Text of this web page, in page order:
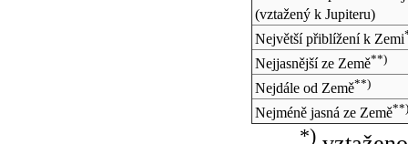
(vztažený k Jupiteru)
Největší přiblížení k Zemi
Nejjasnější ze Země**)
Nejdále od Země**)
Nejméně jasná ze Země**)
*)